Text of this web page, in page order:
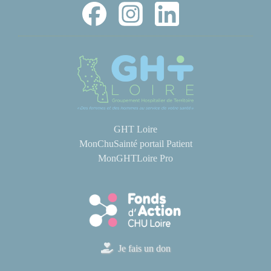
GHT Loire
MonChuSainté portail Patient
MonGHTLoire Pro
Je fais un don